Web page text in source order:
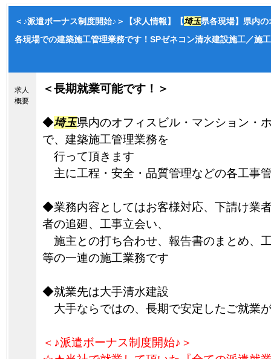
＜♪派遣ボーナス制度開始♪＞【求人情報】【埼玉県各現場】県内
各現場での建築施工管理業務です！SPゼネコン清水建設施工／施
求人
概要
＜長期就業可能です！＞
◆埼玉県内のオフィスビル・マンション・
で、建築施工管理業務を
行って頂きます
主に工程・安全・品質管理などの各工事
◆業務内容としてはお客様対応、下請け業
者の追廻、工事立会い、
施主との打ち合わせ、報告書のまとめ、
等の一連の施工業務です
◆就業先は大手清水建設
大手ならではの、長期で安定したご就業
＜♪派遣ボーナス制度開始♪＞